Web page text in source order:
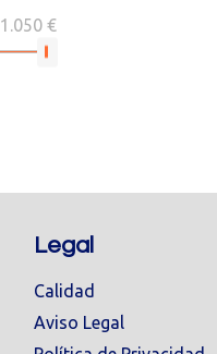
1.050 €
Legal
Calidad
Aviso Legal